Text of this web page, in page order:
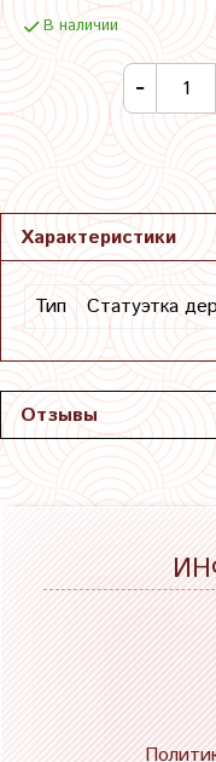
В наличии
Характеристики
Тип Статуэтка
Отзывы